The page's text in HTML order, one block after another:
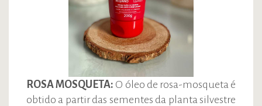
ROSA MOSQUETA: O óleo de rosa-mosqueta é
obtido a partir das sementes da planta silvestre